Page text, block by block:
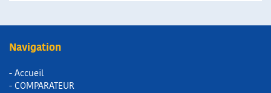
Navigation
- Accueil
- COMPARATEUR